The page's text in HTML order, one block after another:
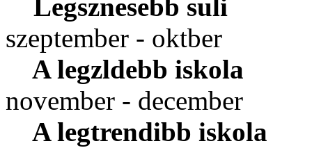
Legsznesebb suli
szeptember - oktber
A legzldebb iskola
november - december
A legtrendibb iskola